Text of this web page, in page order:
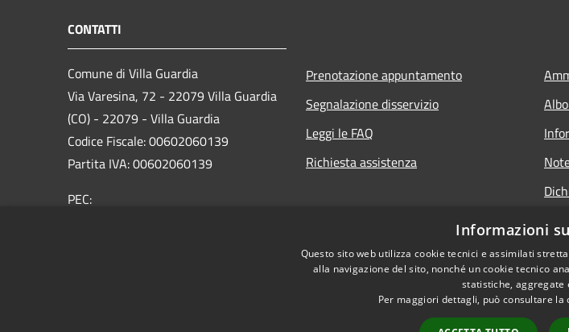
CONTATTI
Comune di Villa Guardia
Via Varesina, 72 - 22079 Villa Guardia
(CO) - 22079 - Villa Guardia
Codice Fiscale: 00602060139
Partita IVA: 00602060139
PEC:
Prenotazione appuntamento
Segnalazione disservizio
Leggi le FAQ
Richiesta assistenza
Informazioni
Questo sito web utilizza cookie tecnici e assimilati
alla navigazione del sito, nonché un cookie tecnico
statistiche, aggregate
Per maggiori dettagli, può consultare la